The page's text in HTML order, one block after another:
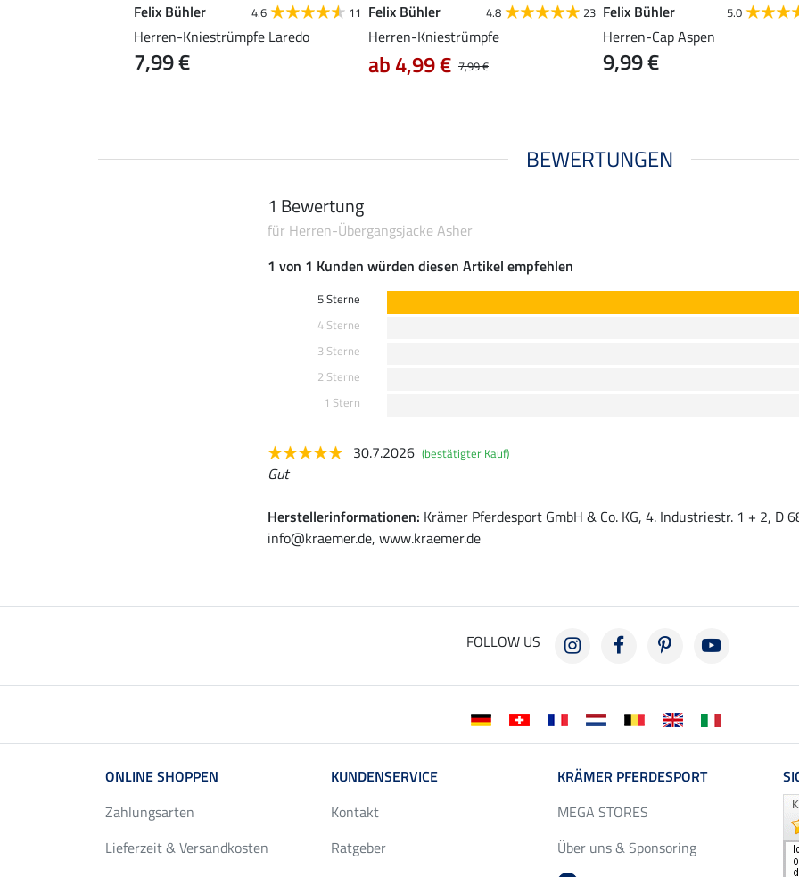
Felix Bühler 4.6 11
Herren-Kniestrümpfe Laredo
7,99 €
Felix Bühler 4.8 23
Herren-Kniestrümpfe
7,99 €
ab 4,99 €
Felix Bühler 5.0
Herren-Cap Aspen
9,99 €
BEWERTUNGEN
1 Bewertung
für Herren-Übergangsjacke Asher
1 von 1 Kunden würden diesen Artikel empfehlen
5 Sterne
4 Sterne
3 Sterne
2 Sterne
1 Stern
30.7.2026 (bestätigter Kauf)
Gut
Herstellerinformationen: Krämer Pferdesport GmbH & Co. KG, 4. Industriestr. 1 + 2, D
info@kraemer.de, www.kraemer.de
FOLLOW US
ONLINE SHOPPEN
Zahlungsarten
Lieferzeit & Versandkosten
KUNDENSERVICE
Kontakt
Ratgeber
KRÄMER PFERDESPORT
MEGA STORES
Über uns & Sponsoring